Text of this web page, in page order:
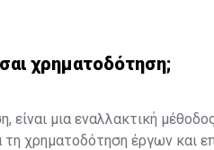
χρηματοδότηση;
είναι μια εναλλακτική
χρηματοδότηση έργων και